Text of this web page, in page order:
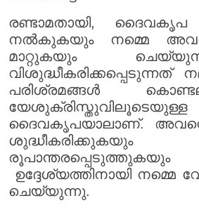
രണ്ടാമതായി,
നൽകുകയും നമ്മെ
മാറ്റുകയും
വിശുദ്ധീകരിക്കപ്പെടുന്നത്
പരിശ്രമങ്ങൾ
യേശുക്രിസ്തുവിലൂടെയുള്ള
ദൈവകൃപയാലാണ്.
ഉദ്ദേശ്യത്തിനായി നമ്മെ
ചെയ്യുന്നു.